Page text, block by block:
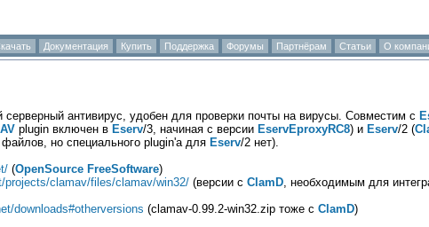
Документация Купить Поддержка Форумы Партнёрам Статьи О
антивирус, удобен для проверки почты на вирусы. Совместим с
plugin включен в Eserv/3, начиная с версии EservEproxyRC8) и Eserv/2 (
но специального plugin'а для Eserv/2 нет).
(OpenSource FreeSoftware)
projects/clamav/files/clamav/win32/ (версии с ClamD , необходимым для
downloads#otherversions (clamav-0.99.2-win32.zip тоже с ClamD)